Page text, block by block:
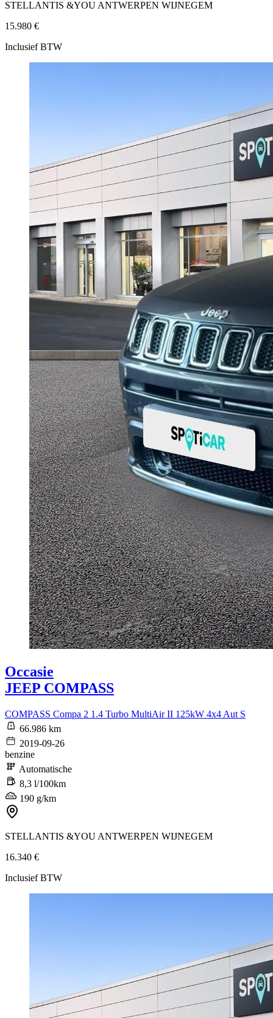
STELLANTIS &YOU ANTWERPEN WIJNEGEM
15.980 €
Inclusief BTW
Occasie
JEEP COMPASS
COMPASS Compa 2 1.4 Turbo MultiAir II 125kW 4x4 Aut S
66.986 km
2019-09-26
benzine
Automatische
8,3 l/100km
190 g/km
STELLANTIS &YOU ANTWERPEN WIJNEGEM
16.340 €
Inclusief BTW